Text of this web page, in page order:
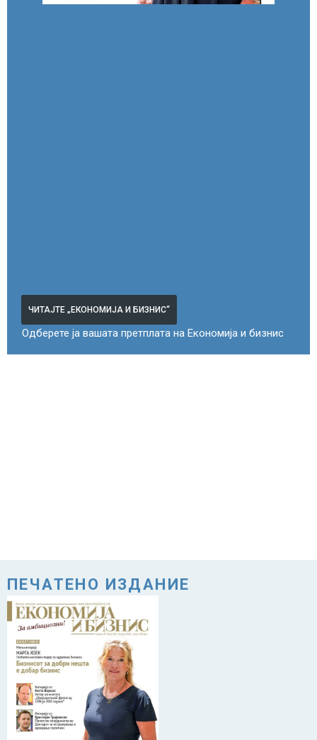
ЧИТАЈТЕ „ЕКОНОМИЈА И БИЗНИС“
Одберете ја вашата претплата на Економија и бизнис
ПЕЧАТЕНО ИЗДАНИЕ